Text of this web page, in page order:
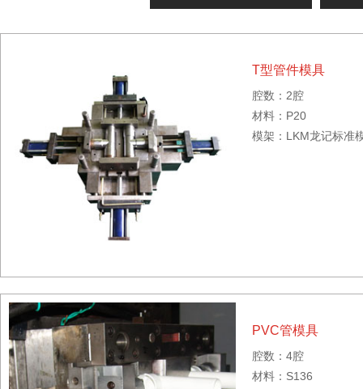
T型管件模具
腔数：2腔
材料：P20
模架：LKM龙记标准
PVC管模具
腔数：4腔
材料：S136